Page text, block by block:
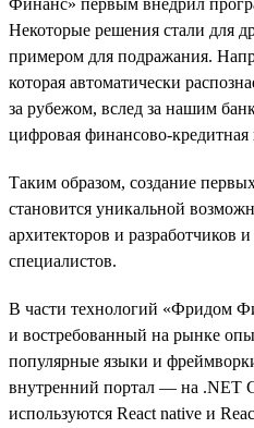
Некоторые решения стали для
примером для подражания.
которая автоматически
за рубежом, вслед за нашим
цифровая финансово-кредитная
Таким образом, создание
становится уникальной
архитекторов и разработчиков
специалистов.
В части технологий «Фридом
и востребованный на рынке
популярные языки и
внутренний портал — на .NET
используются React native и